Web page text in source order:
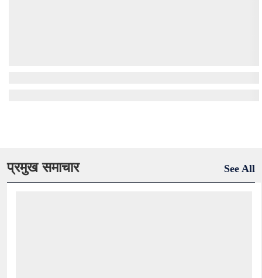
प्रमुख समाचार See All